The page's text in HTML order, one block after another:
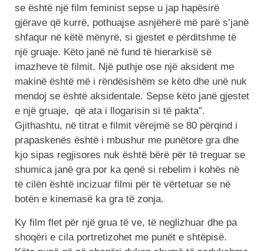
se është një film feminist sepse u jap hapësirë
gjërave që kurrë, pothuajse asnjëherë më parë s’janë
shfaqur në këtë mënyrë, si gjestet e përditshme të
një gruaje. Këto janë në fund të hierarkisë së
imazheve të filmit. Një puthje ose një aksident me
makinë është më i rëndësishëm se këto dhe unë nuk
mendoj se është aksidentale. Sepse këto janë gjestet
e një gruaje, që ata i llogarisin si të pakta”.
Gjithashtu, në titrat e filmit vërejmë se 80 përqind i
prapaskenës është i mbushur me punëtore gra dhe
kjo sipas regjisores nuk është bërë për të treguar se
shumica janë gra por ka qenë si rebelim i kohës në
të cilën është incizuar filmi për të vërtetuar se në
botën e kinemasë ka gra të zonja.
Ky film flet për një grua të ve, të neglizhuar dhe pa
shoqëri e cila portretizohet me punët e shtëpisë.